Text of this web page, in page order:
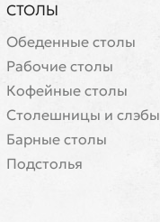
СТОЛЫ
Обеденные столы
Рабочие столы
Кофейные столы
Cтолешницы и слэбы
Барные столы
Подстолья